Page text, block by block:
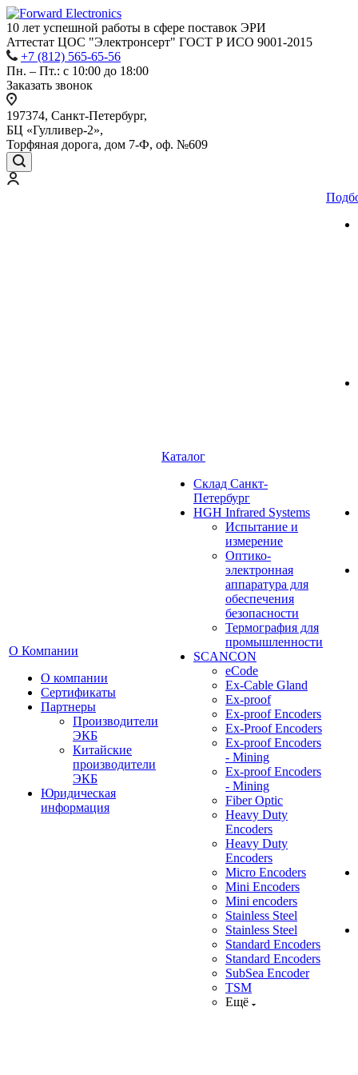
10 лет успешной работы в сфере поставок ЭРИ
Аттестат ЦОС "Электронсерт" ГОСТ Р ИСО 9001-2015
+7 (812) 565-65-56
Пн. – Пт.: с 10:00 до 18:00
Заказать звонок
197374, Санкт-Петербург,
БЦ «Гулливер-2»,
Торфяная дорога, дом 7-Ф, оф. №609
О Компании
О компании
Сертификаты
Партнеры
Производители
ЭКБ
Китайские
производители
ЭКБ
Юридическая
информация
Каталог
Cклад Санкт-
Петербург
HGH Infrared Systems
Испытание и
измерение
Оптико-
электронная
аппаратура для
обеспечения
безопасности
Термография для
промышленности
SCANCON
eCode
Ex-Cable Gland
Ex-proof
Ex-proof Encoders
Ex-Proof Encoders
Ex-proof Encoders
- Mining
Ex-proof Encoders
- Mining
Fiber Optic
Heavy Duty
Encoders
Heavy Duty
Encoders
Micro Encoders
Mini Encoders
Mini encoders
Stainless Steel
Stainless Steel
Standard Encoders
Standard Encoders
SubSea Encoder
TSM
Ещё